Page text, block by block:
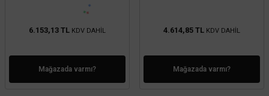
6.153,13 TL KDV DAHİL
Mağazada varmı?
4.614,85 TL KDV DAHİL
Mağazada varmı?